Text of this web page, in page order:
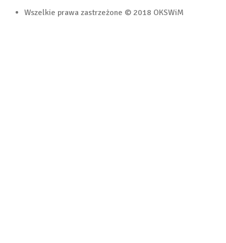
Wszelkie prawa zastrzeżone © 2018 OKSWiM